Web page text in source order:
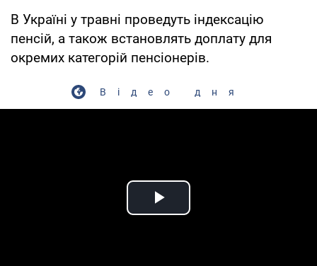
В Україні у травні проведуть індексацію
пенсій, а також встановлять доплату для
окремих категорій пенсіонерів.
Відео дня
Play Video